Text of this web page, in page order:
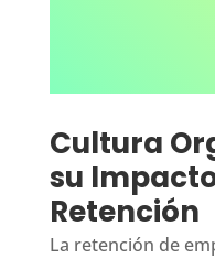
Cultura
su
Retención
La retención de